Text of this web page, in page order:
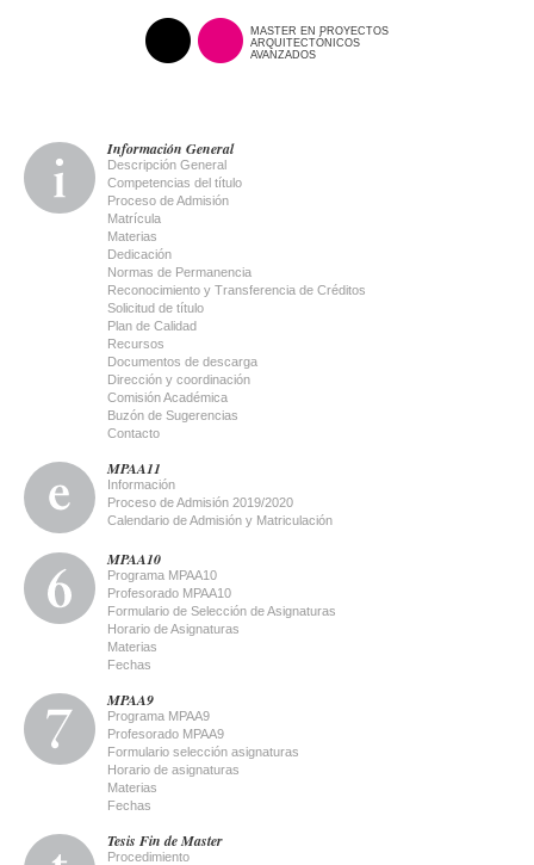
MASTER EN PROYECTOS
ARQUITECTÓNICOS
AVANZADOS
Información General
Descripción General
Competencias del título
Proceso de Admisión
Matrícula
Materias
Dedicación
Normas de Permanencia
Reconocimiento y Transferencia de Créditos
Solicitud de título
Plan de Calidad
Recursos
Documentos de descarga
Dirección y coordinación
Comisión Académica
Buzón de Sugerencias
Contacto
MPAA11
Información
Proceso de Admisión 2019/2020
Calendario de Admisión y Matriculación
MPAA10
Programa MPAA10
Profesorado MPAA10
Formulario de Selección de Asignaturas
Horario de Asignaturas
Materias
Fechas
MPAA9
Programa MPAA9
Profesorado MPAA9
Formulario selección asignaturas
Horario de asignaturas
Materias
Fechas
Tesis Fin de Master
Procedimiento